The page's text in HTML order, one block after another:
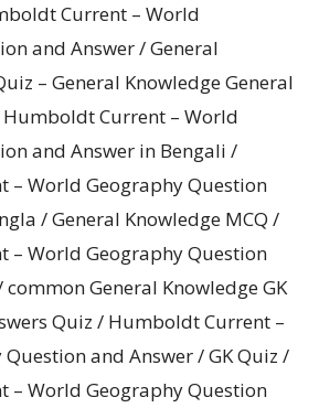
Current – World
and Answer / General
– General Knowledge General
Current – World
and Answer in Bengali /
– World Geography Question
/ General Knowledge MCQ /
– World Geography Question
General Knowledge GK
Quiz / Humboldt Current –
and Answer / GK Quiz /
– World Geography Question